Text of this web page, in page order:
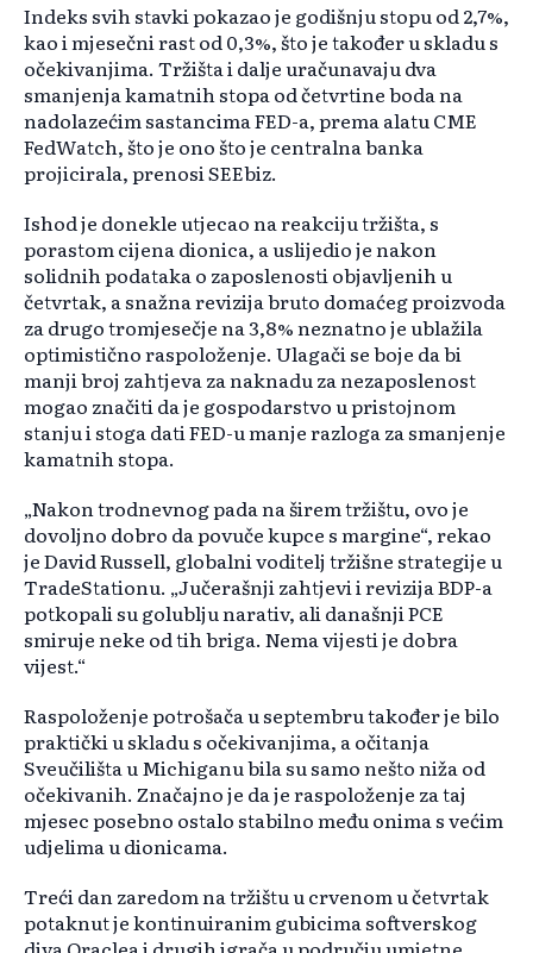
Indeks svih stavki pokazao je godišnju stopu od 2,7%,
kao i mjesečni rast od 0,3%, što je također u skladu s
očekivanjima. Tržišta i dalje uračunavaju dva
smanjenja kamatnih stopa od četvrtine boda na
nadolazećim sastancima FED-a, prema alatu CME
FedWatch, što je ono što je centralna banka
projicirala, prenosi SEEbiz.
Ishod je donekle utjecao na reakciju tržišta, s
porastom cijena dionica, a uslijedio je nakon
solidnih podataka o zaposlenosti objavljenih u
četvrtak, a snažna revizija bruto domaćeg proizvoda
za drugo tromjesečje na 3,8% neznatno je ublažila
optimistično raspoloženje. Ulagači se boje da bi
manji broj zahtjeva za naknadu za nezaposlenost
mogao značiti da je gospodarstvo u pristojnom
stanju i stoga dati FED-u manje razloga za smanjenje
kamatnih stopa.
„Nakon trodnevnog pada na širem tržištu, ovo je
dovoljno dobro da povuče kupce s margine“, rekao
je David Russell, globalni voditelj tržišne strategije u
TradeStationu. „Jučerašnji zahtjevi i revizija BDP-a
potkopali su golublju narativ, ali današnji PCE
smiruje neke od tih briga. Nema vijesti je dobra
vijest.“
Raspoloženje potrošača u septembru također je bilo
praktički u skladu s očekivanjima, a očitanja
Sveučilišta u Michiganu bila su samo nešto niža od
očekivanih. Značajno je da je raspoloženje za taj
mjesec posebno ostalo stabilno među onima s većim
udjelima u dionicama.
Treći dan zaredom na tržištu u crvenom u četvrtak
potaknut je kontinuiranim gubicima softverskog